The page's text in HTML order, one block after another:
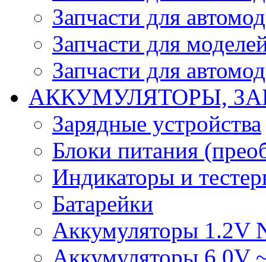
Запчасти для
Запчасти для
Запчасти для
АККУМУЛЯТОРЫ,
Зарядные устройства
Блоки питания
Индикаторы и
Батарейки
Аккумуляторы 1.2V